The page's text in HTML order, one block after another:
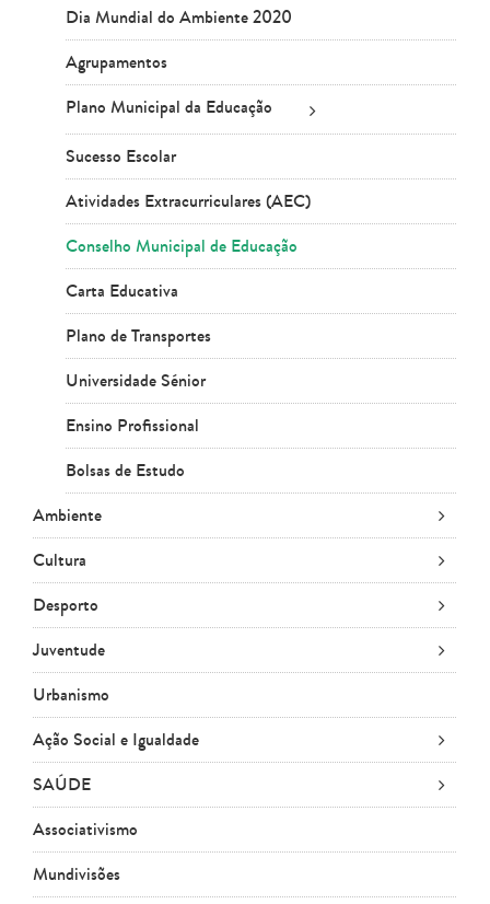
Dia Mundial do Ambiente 2020
Agrupamentos
Plano Municipal da Educação
Sucesso Escolar
Atividades Extracurriculares (AEC)
Conselho Municipal de Educação
Carta Educativa
Plano de Transportes
Universidade Sénior
Ensino Profissional
Bolsas de Estudo
Ambiente
Cultura
Desporto
Juventude
Urbanismo
Ação Social e Igualdade
SAÚDE
Associativismo
Mundivisões